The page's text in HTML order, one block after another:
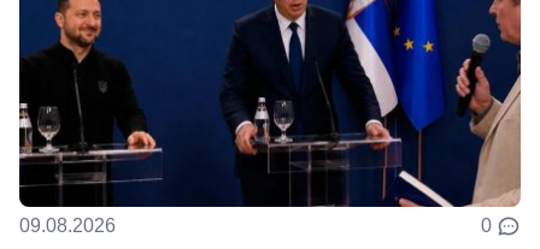
09.08.2026 0